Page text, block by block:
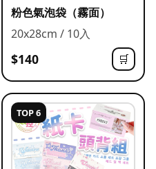
粉色氣泡袋（霧面）
20x28cm / 10入
$140 🛒
TOP 6